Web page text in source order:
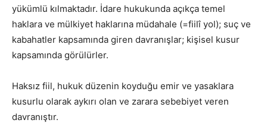
yükümlü kılmaktadır. İdare hukukunda açıkça temel
haklara ve mülkiyet haklarına müdahale (=fiilî yol); suç ve
kabahatler kapsamında giren davranışlar; kişisel kusur
kapsamında görülürler.
Haksız fiil, hukuk düzenin koyduğu emir ve yasaklara
kusurlu olarak aykırı olan ve zarara sebebiyet veren
davranıştır.